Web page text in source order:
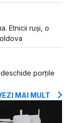
Etnicii ruși, o
deschide porțile
MAI MULT